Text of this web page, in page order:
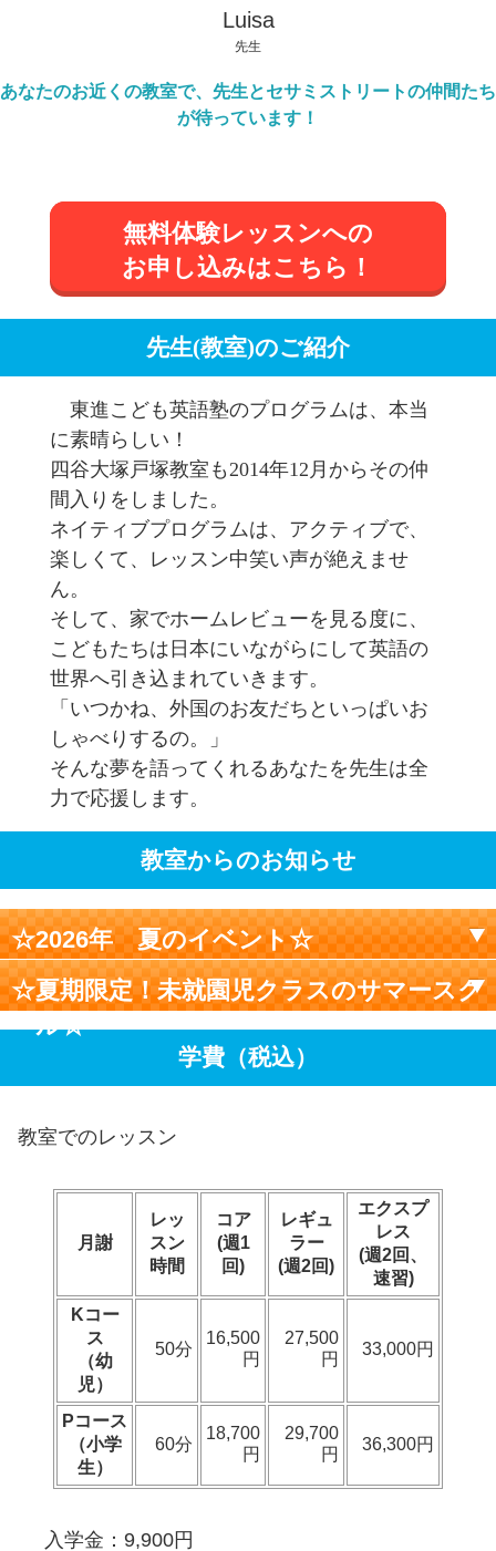
Luisa
先生
あなたのお近くの教室で、先生とセサミストリートの仲間たち
が待っています！
無料体験レッスンへの
お申し込みはこちら！
先生(教室)のご紹介
東進こども英語塾のプログラムは、本当
に素晴らしい！
四谷大塚戸塚教室も2014年12月からその仲
間入りをしました。
ネイティブプログラムは、アクティブで、
楽しくて、レッスン中笑い声が絶えませ
ん。
そして、家でホームレビューを見る度に、
こどもたちは日本にいながらにして英語の
世界へ引き込まれていきます。
「いつかね、外国のお友だちといっぱいお
しゃべりするの。」
そんな夢を語ってくれるあなたを先生は全
力で応援します。
教室からのお知らせ
☆2026年 夏のイベント☆
☆夏期限定！未就園児クラスのサマースク
ール☆
学費（税込）
教室でのレッスン
月謝
レッ
スン
時間
コア
(週1
回)
レギュ
ラー
(週2回)
エクスプ
レス
(週2回、
速習)
Kコー
ス
（幼
児）
50分
16,500
円
27,500
円
33,000円
Pコース
（小学
生）
60分
18,700
円
29,700
円
36,300円
入学金：9,900円